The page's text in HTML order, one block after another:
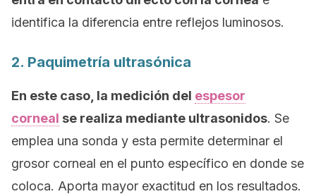
identifica la diferencia entre reflejos luminosos.
2. Paquimetría ultrasónica
En este caso, la medición del espesor
corneal se realiza mediante ultrasonidos. Se
emplea una sonda y esta permite determinar el
grosor corneal en el punto específico en donde se
coloca. Aporta mayor exactitud en los resultados.